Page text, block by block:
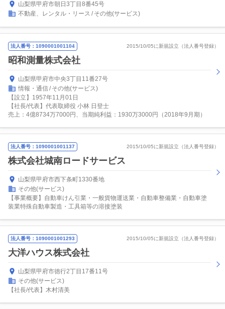
山梨県甲府市朝日3丁目8番45号
不動産、レンタル・リース
その他(サービス)
法人番号：1090001001104 2015/10/05に新規設立（法人番号登録）
昭和測量株式会社
山梨県甲府市中央3丁目11番27号
情報・通信 その他(サービス)
【設立】1957年11月01日
【社長/代表】代表取締役 小林 日登士
売上：4億8734万7000円、当期純利益：1930万3000円（2018年9月期）
法人番号：1090001001137 2015/10/05に新規設立（法人番号登録）
株式会社城南ロードサービス
山梨県甲府市西下条町1330番地
その他(サービス)
【事業概要】自動車けん引業・一般貨物運送業・自動車整備業・自動車塗
装業特殊自動車製造・工具箱等の溶接塗装
法人番号：1090001001293 2015/10/05に新規設立（法人番号登録）
大洋ハウス株式会社
山梨県甲府市徳行2丁目17番11号
その他(サービス)
【社長/代表】木村清美